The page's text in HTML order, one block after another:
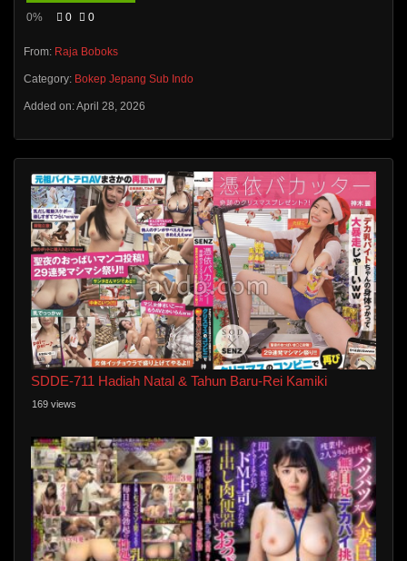
0% 0 0
From: Raja Boboks
Category: Bokep Jepang Sub Indo
Added on: April 28, 2026
SDDE-711 Hadiah Natal & Tahun Baru-Rei Kamiki
169 views